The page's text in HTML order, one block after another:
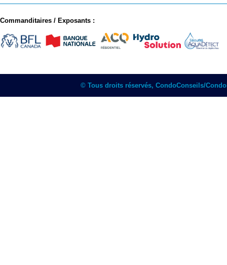
Commanditaires / Exposants :
© Tous droits réservés, CondoConseils/